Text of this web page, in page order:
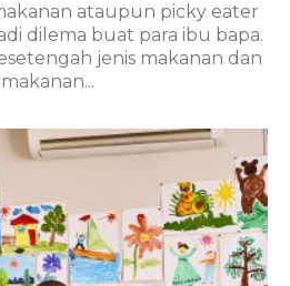
ataupun picky eater
dilema buat para ibu bapa.
jenis makanan dan